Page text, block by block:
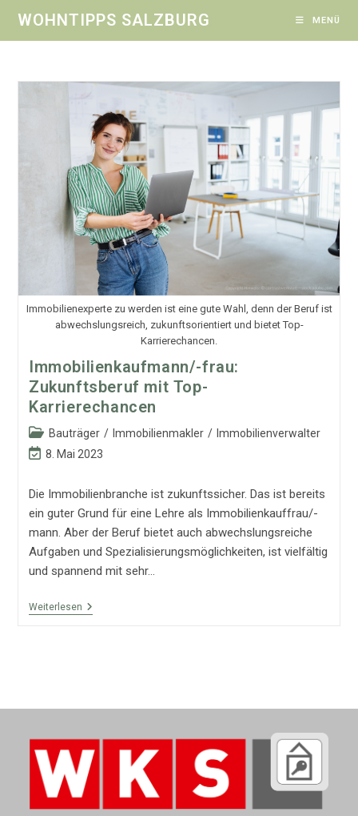
Inhalt
springen
WOHNTIPPS SALZBURG MENÜ
Immobilienexperte zu werden ist eine gute Wahl, denn der Beruf ist
abwechslungsreich, zukunftsorientiert und bietet Top-
Karrierechancen.
Immobilienkaufmann/-frau:
Zukunftsberuf mit Top-
Karrierechancen
Beitrags-
Kategorie:
Bauträger / Immobilienmakler / Immobilienverwalter
Beitrag
geändert
8. Mai 2023
Die Immobilienbranche ist zukunftssicher. Das ist bereits
ein guter Grund für eine Lehre als Immobilienkauffrau/-
mann. Aber der Beruf bietet auch abwechslungsreiche
Aufgaben und Spezialisierungsmöglichkeiten, ist vielfältig
und spannend mit sehr…
WeiterlesenImmobilienkaufmann/-